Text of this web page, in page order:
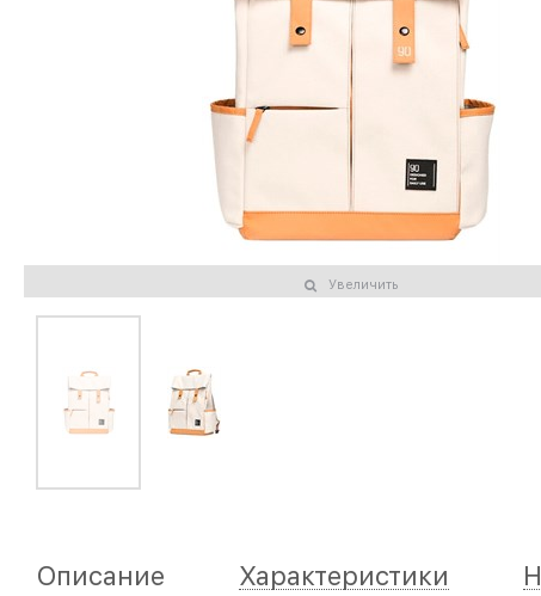
Увеличить
Описание Характеристики